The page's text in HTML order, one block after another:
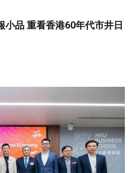
品 重看香港60年代市井日